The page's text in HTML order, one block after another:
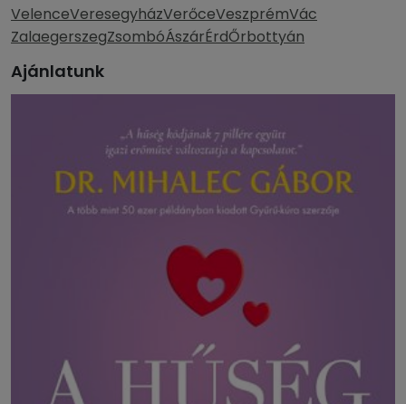
VelenceVeresegyházVerőceVeszprémVác
ZalaegerszegZsombóÁszárÉrdŐrbottyán
Ajánlatunk